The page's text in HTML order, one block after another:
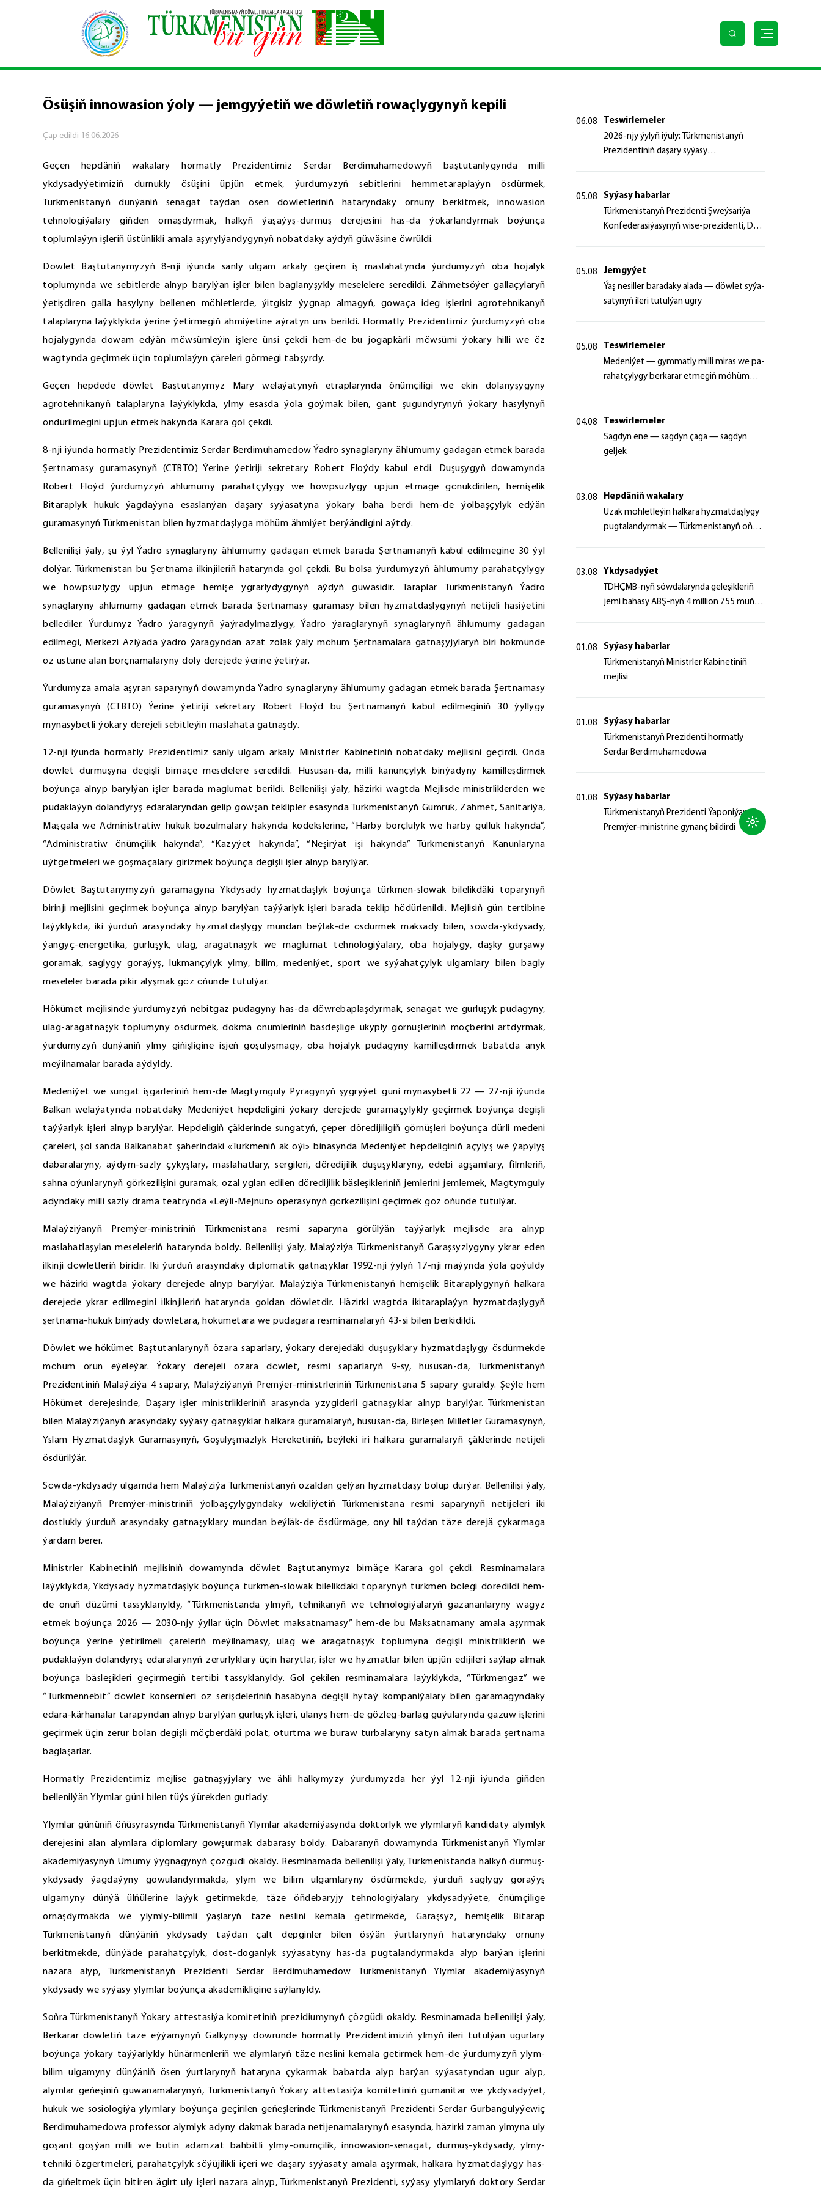
Baş sahypa \ Hepdäniň wakalary \ Ösüşiň innowasion ýoly — jemgyýetiň we döwletiň rowaçlygynyň kepili
HEPDÄNIŇ WAKALARY
Ösüşiň innowasion ýoly — jemgyýetiň we döwletiň rowaçlygynyň kepili
Çap edildi 16.06.2026
Geçen hepdäniň wakalary hormatly Prezidentimiz Serdar Berdimuhamedowyň baştutanlygynda milli
ykdysadyýetimiziň durnukly ösüşini üpjün etmek, ýurdumyzyň sebitlerini hemmetaraplaýyn ösdürmek,
Türkmenistanyň dünýäniň senagat taýdan ösen döwletleriniň hataryndaky ornuny berkitmek, innowasion
tehnologiýalary giňden ornaşdyrmak, halkyň ýaşaýyş-durmuş derejesini has-da ýokarlandyrmak boýunça
toplumlaýyn işleriň üstünlikli amala aşyrylýandygynyň nobatdaky aýdyň güwäsine öwrüldi.
Döwlet Baştutanymyzyň 8-nji iýunda sanly ulgam arkaly geçiren iş maslahatynda ýurdumyzyň oba hojalyk
toplumynda we sebitlerde alnyp barylýan işler bilen baglanyşykly meselelere seredildi. Zähmetsöýer gallaçylaryň
ýetişdiren galla hasylyny bellenen möhletlerde, ýitgisiz ýygnap almagyň, gowaça ideg işlerini agrotehnikanyň
talaplaryna laýyklykda ýerine ýetirmegiň ähmiýetine aýratyn üns berildi. Hormatly Prezidentimiz ýurdumyzyň oba
hojalygynda dowam edýän möwsümleýin işlere ünsi çekdi hem-de bu jogapkärli möwsümi ýokary hilli we öz
wagtynda geçirmek üçin toplumlaýyn çäreleri görmegi tabşyrdy.
Geçen hepdede döwlet Baştutanymyz Mary welaýatynyň etraplarynda önümçiligi we ekin dolanyşygyny
agrotehnikanyň talaplaryna laýyklykda, ylmy esasda ýola goýmak bilen, gant şugundyrynyň ýokary hasylynyň
öndürilmegini üpjün etmek hakynda Karara gol çekdi.
8-nji iýunda hormatly Prezidentimiz Serdar Berdimuhamedow Ýadro synaglaryny ählumumy gadagan etmek barada
Şertnamasy guramasynyň (СTBTO) Ýerine ýetiriji sekretary Robert Floýdy kabul etdi. Duşuşygyň dowamynda
Robert Floýd ýurdumyzyň ählumumy parahatçylygy we howpsuzlygy üpjün etmäge gönükdirilen, hemişelik
Bitaraplyk hukuk ýagdaýyna esaslanýan daşary syýasatyna ýokary baha berdi hem-de ýolbaşçylyk edýän
guramasynyň Türkmenistan bilen hyzmatdaşlyga möhüm ähmiýet berýändigini aýtdy.
Bellenilişi ýaly, şu ýyl Ýadro synaglaryny ählumumy gadagan etmek barada Şertnamanyň kabul edilmegine 30 ýyl
dolýar. Türkmenistan bu Şertnama ilkinjileriň hatarynda gol çekdi. Bu bolsa ýurdumyzyň ählumumy parahatçylygy
we howpsuzlygy üpjün etmäge hemişe ygrarlydygynyň aýdyň güwäsidir. Taraplar Türkmenistanyň Ýadro
synaglaryny ählumumy gadagan etmek barada Şertnamasy guramasy bilen hyzmatdaşlygynyň netijeli häsiýetini
bellediler. Ýurdumyz Ýadro ýaragynyň ýaýradylmazlygy, Ýadro ýaraglarynyň synaglarynyň ählumumy gadagan
edilmegi, Merkezi Aziýada ýadro ýaragyndan azat zolak ýaly möhüm Şertnamalara gatnaşyjylaryň biri hökmünde
öz üstüne alan borçnamalaryny doly derejede ýerine ýetirýär.
Ýurdumyza amala aşyran saparynyň dowamynda Ýadro synaglaryny ählumumy gadagan etmek barada Şertnamasy
guramasynyň (СTBTO) Ýerine ýetiriji sekretary Robert Floýd bu Şertnamanyň kabul edilmeginiň 30 ýyllygy
mynasybetli ýokary derejeli sebitleýin maslahata gatnaşdy.
12-nji iýunda hormatly Prezidentimiz sanly ulgam arkaly Ministrler Kabinetiniň nobatdaky mejlisini geçirdi. Onda
döwlet durmuşyna degişli birnäçe meselelere seredildi. Hususan-da, milli kanunçylyk binýadyny kämilleşdirmek
boýunça alnyp barylýan işler barada maglumat berildi. Bellenilişi ýaly, häzirki wagtda Mejlisde ministrliklerden we
pudaklaýyn dolandyryş edaralaryndan gelip gowşan teklipler esasynda Türkmenistanyň Gümrük, Zähmet, Sanitariýa,
Maşgala we Administratiw hukuk bozulmalary hakynda kodekslerine, “Harby borçlulyk we harby gulluk hakynda”,
“Administratiw önümçilik hakynda”, “Kazyýet hakynda”, “Neşirýat işi hakynda” Türkmenistanyň Kanunlaryna
üýtgetmeleri we goşmaçalary girizmek boýunça degişli işler alnyp barylýar.
Döwlet Baştutanymyzyň garamagyna Ykdysady hyzmatdaşlyk boýunça türkmen-slowak bilelikdäki toparynyň
birinji mejlisini geçirmek boýunça alnyp barylýan taýýarlyk işleri barada teklip hödürlenildi. Mejlisiň gün tertibine
laýyklykda, iki ýurduň arasyndaky hyzmatdaşlygy mundan beýläk-de ösdürmek maksady bilen, söwda-ykdysady,
ýangyç-energetika, gurluşyk, ulag, aragatnaşyk we maglumat tehnologiýalary, oba hojalygy, daşky gurşawy
goramak, saglygy goraýyş, lukmançylyk ylmy, bilim, medeniýet, sport we syýahatçylyk ulgamlary bilen bagly
meseleler barada pikir alyşmak göz öňünde tutulýar.
Hökümet mejlisinde ýurdumyzyň nebitgaz pudagyny has-da döwrebaplaşdyrmak, senagat we gurluşyk pudagyny,
ulag-aragatnaşyk toplumyny ösdürmek, dokma önümleriniň bäsdeşlige ukyply görnüşleriniň möçberini artdyrmak,
ýurdumyzyň dünýäniň ylmy giňişligine işjeň goşulyşmagy, oba hojalyk pudagyny kämilleşdirmek babatda anyk
meýilnamalar barada aýdyldy.
Medeniýet we sungat işgärleriniň hem-de Magtymguly Pyragynyň şygryýet güni mynasybetli 22 — 27-nji iýunda
Balkan welaýatynda nobatdaky Medeniýet hepdeligini ýokary derejede guramaçylykly geçirmek boýunça degişli
taýýarlyk işleri alnyp barylýar. Hepdeligiň çäklerinde sungatyň, çeper döredijiligiň görnüşleri boýunça dürli medeni
çäreleri, şol sanda Balkanabat şäherindäki «Türkmeniň ak öýi» binasynda Medeniýet hepdeliginiň açylyş we ýapylyş
dabaralaryny, aýdym-sazly çykyşlary, maslahatlary, sergileri, döredijilik duşuşyklaryny, edebi agşamlary, filmleriň,
sahna oýunlarynyň görkezilişini guramak, ozal yglan edilen döredijilik bäsleşikleriniň jemlerini jemlemek, Magtymguly
adyndaky milli sazly drama teatrynda «Leýli-Mejnun» operasynyň görkezilişini geçirmek göz öňünde tutulýar.
Malaýziýanyň Premýer-ministriniň Türkmenistana resmi saparyna görülýän taýýarlyk mejlisde ara alnyp
maslahatlaşylan meseleleriň hatarynda boldy. Bellenilişi ýaly, Malaýziýa Türkmenistanyň Garaşsyzlygyny ykrar eden
ilkinji döwletleriň biridir. Iki ýurduň arasyndaky diplomatik gatnaşyklar 1992-nji ýylyň 17-nji maýynda ýola goýuldy
we häzirki wagtda ýokary derejede alnyp barylýar. Malaýziýa Türkmenistanyň hemişelik Bitaraplygynyň halkara
derejede ykrar edilmegini ilkinjileriň hatarynda goldan döwletdir. Häzirki wagtda ikitaraplaýyn hyzmatdaşlygyň
şertnama-hukuk binýady döwletara, hökümetara we pudagara resminamalaryň 43-si bilen berkidildi.
Döwlet we hökümet Baştutanlarynyň özara saparlary, ýokary derejedäki duşuşyklary hyzmatdaşlygy ösdürmekde
möhüm orun eýeleýär. Ýokary derejeli özara döwlet, resmi saparlaryň 9-sy, hususan-da, Türkmenistanyň
Prezidentiniň Malaýziýa 4 sapary, Malaýziýanyň Premýer-ministrleriniň Türkmenistana 5 sapary guraldy. Şeýle hem
Hökümet derejesinde, Daşary işler ministrlikleriniň arasynda yzygiderli gatnaşyklar alnyp barylýar. Türkmenistan
bilen Malaýziýanyň arasyndaky syýasy gatnaşyklar halkara guramalaryň, hususan-da, Birleşen Milletler Guramasynyň,
Yslam Hyzmatdaşlyk Guramasynyň, Goşulyşmazlyk Hereketiniň, beýleki iri halkara guramalaryň çäklerinde netijeli
ösdürilýär.
Söwda-ykdysady ulgamda hem Malaýziýa Türkmenistanyň ozaldan gelýän hyzmatdaşy bolup durýar. Bellenilişi ýaly,
Malaýziýanyň Premýer-ministriniň ýolbaşçylygyndaky wekiliýetiň Türkmenistana resmi saparynyň netijeleri iki
dostlukly ýurduň arasyndaky gatnaşyklary mundan beýläk-de ösdürmäge, ony hil taýdan täze derejä çykarmaga
ýardam berer.
Ministrler Kabinetiniň mejlisiniň dowamynda döwlet Baştutanymyz birnäçe Karara gol çekdi. Resminamalara
laýyklykda, Ykdysady hyzmatdaşlyk boýunça türkmen-slowak bilelikdäki toparynyň türkmen bölegi döredildi hem-
de onuň düzümi tassyklanyldy, “Türkmenistanda ylmyň, tehnikanyň we tehnologiýalaryň gazananlaryny wagyz
etmek boýunça 2026 — 2030-njy ýyllar üçin Döwlet maksatnamasy” hem-de bu Maksatnamany amala aşyrmak
boýunça ýerine ýetirilmeli çäreleriň meýilnamasy, ulag we aragatnaşyk toplumyna degişli ministrlikleriň we
pudaklaýyn dolandyryş edaralarynyň zerurlyklary üçin harytlar, işler we hyzmatlar bilen üpjün edijileri saýlap almak
boýunça bäsleşikleri geçirmegiň tertibi tassyklanyldy. Gol çekilen resminamalara laýyklykda, “Türkmengaz” we
“Türkmennebit” döwlet konsernleri öz serişdeleriniň hasabyna degişli hytaý kompaniýalary bilen garamagyndaky
edara-kärhanalar tarapyndan alnyp barylýan gurluşyk işleri, ulanyş hem-de gözleg-barlag guýularynda gazuw işlerini
geçirmek üçin zerur bolan degişli möçberdäki polat, oturtma we buraw turbalaryny satyn almak barada şertnama
baglaşarlar.
Hormatly Prezidentimiz mejlise gatnaşyjylary we ähli halkymyzy ýurdumyzda her ýyl 12-nji iýunda giňden
bellenilýän Ylymlar güni bilen tüýs ýürekden gutlady.
Ylymlar gününiň öňüsyrasynda Türkmenistanyň Ylymlar akademiýasynda doktorlyk we ylymlaryň kandidaty alymlyk
derejesini alan alymlara diplomlary gowşurmak dabarasy boldy. Dabaranyň dowamynda Türkmenistanyň Ylymlar
akademiýasynyň Umumy ýygnagynyň çözgüdi okaldy. Resminamada bellenilişi ýaly, Türkmenistanda halkyň durmuş-
ykdysady ýagdaýyny gowulandyrmakda, ylym we bilim ulgamlaryny ösdürmekde, ýurduň saglygy goraýyş
ulgamyny dünýä ülňülerine laýyk getirmekde, täze öňdebaryjy tehnologiýalary ykdysadyýete, önümçilige
ornaşdyrmakda we ylymly-bilimli ýaşlaryň täze neslini kemala getirmekde, Garaşsyz, hemişelik Bitarap
Türkmenistanyň dünýäniň ykdysady taýdan çalt depginler bilen ösýän ýurtlarynyň hataryndaky ornuny
berkitmekde, dünýäde parahatçylyk, dost-doganlyk syýasatyny has-da pugtalandyrmakda alyp barýan işlerini
nazara alyp, Türkmenistanyň Prezidenti Serdar Berdimuhamedow Türkmenistanyň Ylymlar akademiýasynyň
ykdysady we syýasy ylymlar boýunça akademikligine saýlanyldy.
Soňra Türkmenistanyň Ýokary attestasiýa komitetiniň prezidiumynyň çözgüdi okaldy. Resminamada bellenilişi ýaly,
Berkarar döwletiň täze eýýamynyň Galkynyşy döwründe hormatly Prezidentimiziň ylmyň ileri tutulýan ugurlary
boýunça ýokary taýýarlykly hünärmenleriň we alymlaryň täze neslini kemala getirmek hem-de ýurdumyzyň ylym-
bilim ulgamyny dünýäniň ösen ýurtlarynyň hataryna çykarmak babatda alyp barýan syýasatyndan ugur alyp,
alymlar geňeşiniň güwänamalarynyň, Türkmenistanyň Ýokary attestasiýa komitetiniň gumanitar we ykdysadyýet,
hukuk we sosiologiýa ylymlary boýunça geçirilen geňeşlerinde Türkmenistanyň Prezidenti Serdar Gurbangulyýewiç
Berdimuhamedowa professor alymlyk adyny dakmak barada netijenamalarynyň esasynda, häzirki zaman ylmyna uly
goşant goşýan milli we bütin adamzat bähbitli ylmy-önümçilik, innowasion-senagat, durmuş-ykdysady, ylmy-
tehniki özgertmeleri, parahatçylyk söýüjilikli içeri we daşary syýasaty amala aşyrmak, halkara hyzmatdaşlygy has-
da giňeltmek üçin bitiren ägirt uly işleri nazara alnyp, Türkmenistanyň Prezidenti, syýasy ylymlaryň doktory Serdar
06.08
Teswirlemeler
2026-njy ýylyň iýuly: Türkmenistanyň
Prezidentiniň daşary syýasy
05.08
Syýasy habarlar
Türk­me­nis­ta­nyň Prezidenti Şweý­sa­ri­ýa
Kon­fe­de­ra­si­ýa­sy­nyň wi­se-prezidenti, Da­
05.08
Jemgyýet
Ýaş ne­sil­ler ba­ra­da­ky ala­da — döw­let sy­ýa­
sa­ty­nyň ile­ri tu­tul­ýan ug­ry
05.08
Teswirlemeler
Me­de­ni­ýet — gym­mat­ly milli mi­ras we pa­
ra­hat­çy­ly­gy ber­ka­rar et­me­giň mö­hüm
04.08
Teswirlemeler
Sagdyn ene — sagdyn çaga — sagdyn
geljek
03.08
Hepdäniň wakalary
Uzak möhletleýin halkara hyzmatdaşlygy
pugtalandyrmak — Türkmenistanyň oňyn
03.08
Ykdysadyýet
TDHÇMB-nyň söwdalarynda geleşikleriň
jemi bahasy ABŞ-nyň 4 million 755 müň
01.08
Syýasy habarlar
Türkmenistanyň Ministrler Kabinetiniň
mejlisi
01.08
Syýasy habarlar
Türkmenistanyň Prezidenti hormatly
Serdar Berdimuhamedowa
01.08
Syýasy habarlar
Türkmenistanyň Prezidenti Ýaponiýanyň
Premýer-ministrine gynanç bildirdi